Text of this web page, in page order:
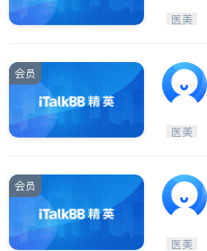
Maple Ridge
BC - Other Cities
医美
会员
医美
会员
医美